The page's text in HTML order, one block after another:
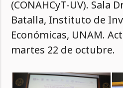
(CONAHCyT-UV). Sala
Batalla, Instituto de
Económicas, UNAM.
martes 22 de octubre.